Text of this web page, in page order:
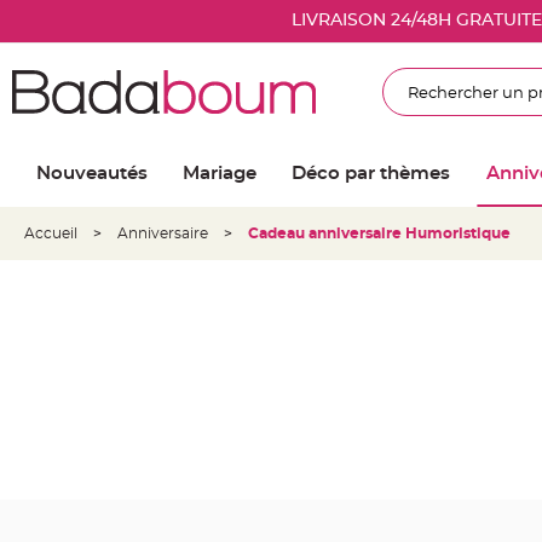
LIVRAISON 24/48H
Rechercher
Mariage
Décoration
salle
Nouveautés Mariage Déco par thèmes
Accueil > Anniversaire > Cadeau anniversaire Humoristique